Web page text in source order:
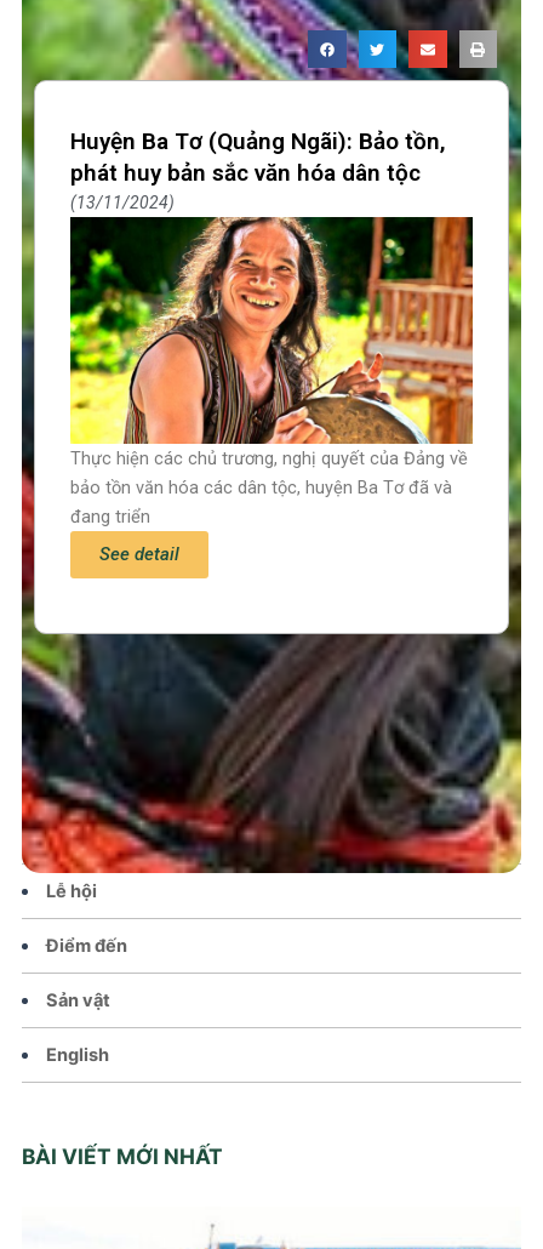
Trang chủ
Tin tức – Sự kiện
Chính sách
Văn hoá – Đời sống
Lễ hội
Điểm đến
Sản vật
English
BÀI VIẾT MỚI NHẤT
Huyện Ba Tơ (Quảng Ngãi): Bảo tồn,
phát huy bản sắc văn hóa dân tộc
13/11/2024
Thực hiện các chủ trương, nghị quyết của Đảng về
bảo tồn văn hóa các dân tộc, huyện Ba Tơ đã và
đang triển
See detail